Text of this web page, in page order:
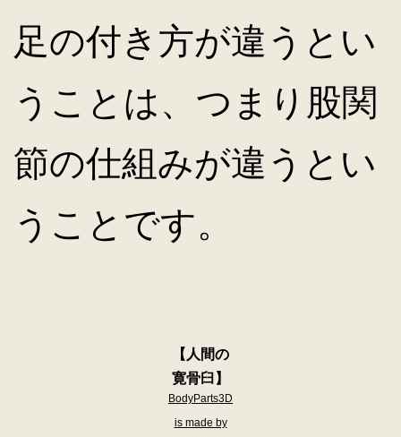
足の付き方が違うとい
うことは、つまり股関
節の仕組みが違うとい
うことです。
【人間の
寛骨臼】
BodyParts3D
is made by